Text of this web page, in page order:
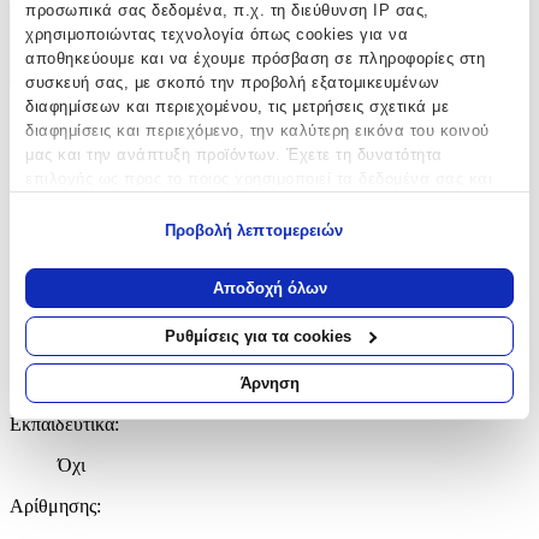
προσωπικά σας δεδομένα, π.χ. τη διεύθυνση IP σας,
χρησιμοποιώντας τεχνολογία όπως cookies για να
αποθηκεύουμε και να έχουμε πρόσβαση σε πληροφορίες στη
συσκευή σας, με σκοπό την προβολή εξατομικευμένων
διαφημίσεων και περιεχομένου, τις μετρήσεις σχετικά με
διαφημίσεις και περιεχόμενο, την καλύτερη εικόνα του κοινού
μας και την ανάπτυξη προϊόντων. Έχετε τη δυνατότητα
Να συλλέξουμε πληροφορίες σχετικά με τη γεωγραφική
σας τοποθεσία, οι οποίες μπορεί να είναι ακριβείς σε
απόσταση μερικών μέτρων
Να αναγνωρίσουμε τη συσκευή σας σαρώνοντας ενεργά
για συγκεκριμένα χαρακτηριστικά (δακτυλικό αποτύπωμα)
Μάθετε περισσότερα σχετικά με τον τρόπο επεξεργασίας των
προσωπικών σας δεδομένων και καθορίστε τις προτιμήσεις σας
ανακαλέσετε τη συγκατάθεσή σας ανά πάσα στιγμή από τη
Δήλωση Cookies.
Προβολή λεπτομερειών
Αποδοχή όλων
Ρυθμίσεις για τα cookies
Άρνηση
Χαρακτηριστικά
Χαρακτηριστικά
Εκπαιδευτικά:
Όχι
Αρίθμησης: